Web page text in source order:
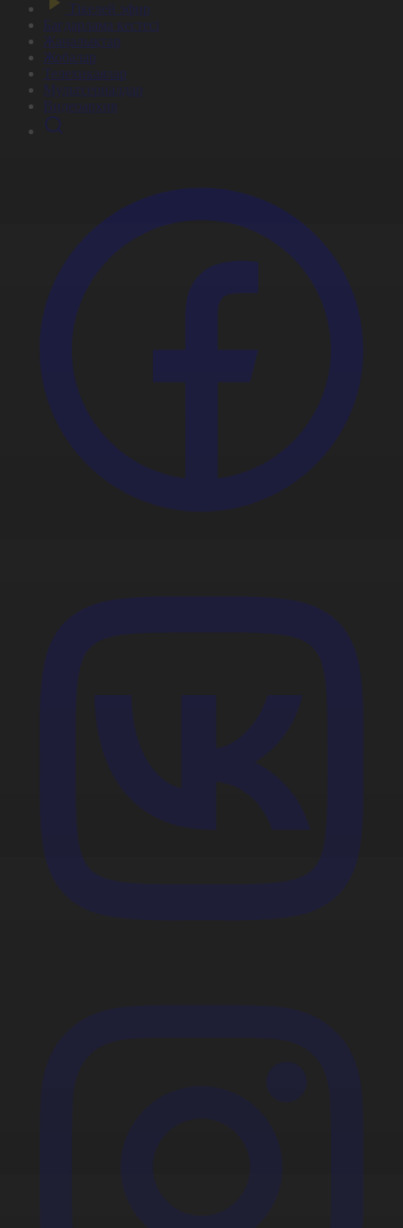
Тікелей эфир
Бағдарлама кестесі
Жаңалықтар
Жобалар
Телехикаялар
Мультсериалдар
Видеоархив